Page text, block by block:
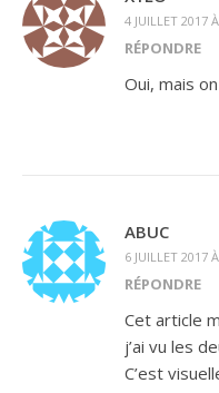
4 JUILLET 2017
RÉPONDRE
Oui, mais
ABUC
6 JUILLET 2017
RÉPONDRE
Cet article
j’ai vu les
C’est